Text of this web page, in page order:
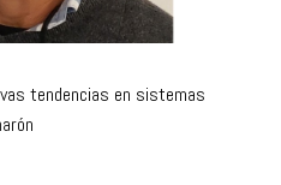
tendencias en sistemas